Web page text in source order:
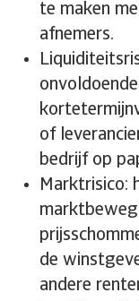
te maken
afnemers.
of
bedrijf op
Marktrisico:
de
andere